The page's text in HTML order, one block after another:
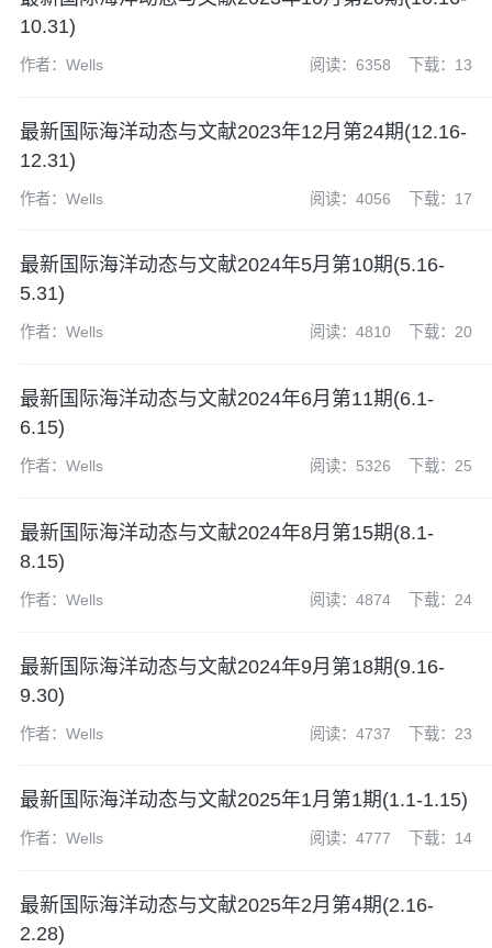
10.31)
作者：Wells 阅读：6358 下载：13
最新国际海洋动态与文献2023年12月第24期(12.16-
12.31)
作者：Wells 阅读：4056 下载：17
​最新国际海洋动态与文献2024年5月第10期(5.16-
5.31)
作者：Wells 阅读：4810 下载：20
最新国际海洋动态与文献2024年6月第11期(6.1-
6.15)
作者：Wells 阅读：5326 下载：25
最新国际海洋动态与文献2024年8月第15期(8.1-
8.15)
作者：Wells 阅读：4874 下载：24
最新国际海洋动态与文献2024年9月第18期(9.16-
9.30)
作者：Wells 阅读：4737 下载：23
最新国际海洋动态与文献2025年1月第1期(1.1-1.15)
作者：Wells 阅读：4777 下载：14
最新国际海洋动态与文献2025年2月第4期(2.16-
2.28)